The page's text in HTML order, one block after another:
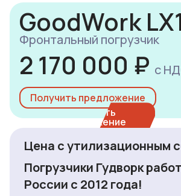
GoodWork
Фронтальный погрузчик
2 170 000 ₽ с
Получить предложение
Цена с утилизационным
Погрузчики Гудворк
России с 2012 года!